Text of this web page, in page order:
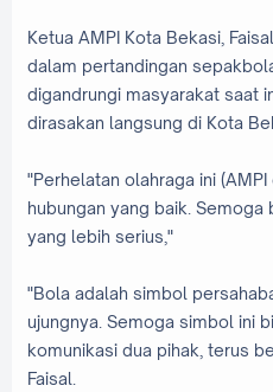
Ketua AMPI Kota Bekasi,
dalam pertandingan
digandrungi masyarakat saat
dirasakan langsung di Kota
"Perhelatan olahraga ini
hubungan yang baik.
yang lebih serius,"
"Bola adalah simbol
ujungnya. Semoga simbol ini
komunikasi dua pihak, terus
Faisal.